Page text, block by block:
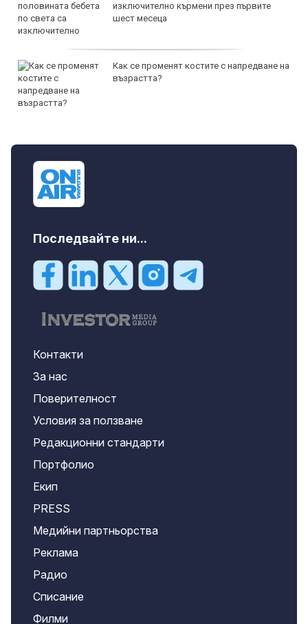
изключително кърмени през първите
шест месеца
Как се променят костите с напредване на
възрастта?
Последвайте ни...
Контакти
За нас
Поверителност
Условия за ползване
Редакционни стандарти
Портфолио
Екип
PRESS
Медийни партньорства
Реклама
Радио
Списание
Филми